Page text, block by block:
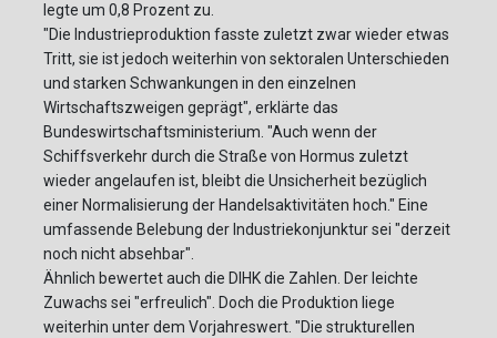
legte um 0,8 Prozent zu.
"Die Industrieproduktion fasste zuletzt zwar wieder etwas
Tritt, sie ist jedoch weiterhin von sektoralen Unterschieden
und starken Schwankungen in den einzelnen
Wirtschaftszweigen geprägt", erklärte das
Bundeswirtschaftsministerium. "Auch wenn der
Schiffsverkehr durch die Straße von Hormus zuletzt
wieder angelaufen ist, bleibt die Unsicherheit bezüglich
einer Normalisierung der Handelsaktivitäten hoch." Eine
umfassende Belebung der Industriekonjunktur sei "derzeit
noch nicht absehbar".
Ähnlich bewertet auch die DIHK die Zahlen. Der leichte
Zuwachs sei "erfreulich". Doch die Produktion liege
weiterhin unter dem Vorjahreswert. "Die strukturellen